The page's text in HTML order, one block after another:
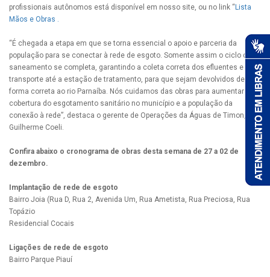
profissionais autônomos está disponível em nosso site, ou no link “Lista
Mãos e Obras .
“É chegada a etapa em que se torna essencial o apoio e parceria da
população para se conectar à rede de esgoto. Somente assim o ciclo do
saneamento se completa, garantindo a coleta correta dos efluentes e o
transporte até a estação de tratamento, para que sejam devolvidos de
forma correta ao rio Parnaíba. Nós cuidamos das obras para aumentar a
cobertura do esgotamento sanitário no município e a população da
conexão à rede”, destaca o gerente de Operações da Águas de Timon,
Guilherme Coeli.
Confira abaixo o cronograma de obras desta semana de 27 a 02 de
dezembro.
Implantação de rede de esgoto
Bairro Joia (Rua D, Rua 2, Avenida Um, Rua Ametista, Rua Preciosa, Rua
Topázio
Residencial Cocais
Ligações de rede de esgoto
Bairro Parque Piauí